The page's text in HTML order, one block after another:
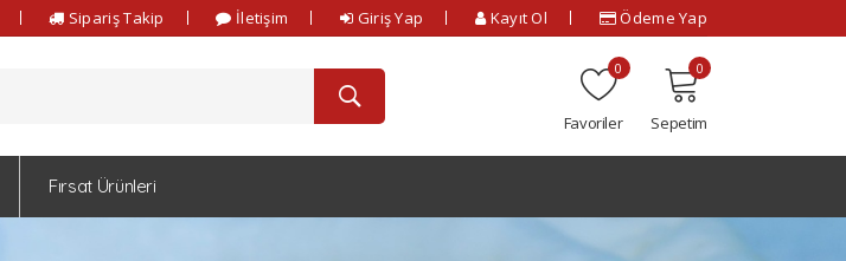
Sipariş Takip İletişim Giriş Yap Kayıt Ol Ödeme Yap
Favoriler
0
Sepetim
0
Fırsat Ürünleri